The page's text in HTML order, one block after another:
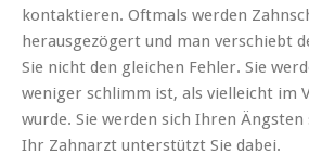
kontaktieren. Oftmals werden
herausgezögert und man verschiebt
Sie nicht den gleichen Fehler. Sie
weniger schlimm ist, als vielleicht im
wurde. Sie werden sich Ihren
Ihr Zahnarzt unterstützt Sie dabei.